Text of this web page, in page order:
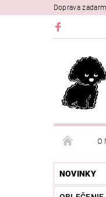
Doprava
O
NOVINKY